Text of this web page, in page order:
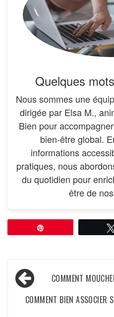
Quelques
Nous sommes une
dirigée par Elsa M.,
Bien pour
bien-être global.
informations
pratiques, nous
du quotidien pour
être de
Navigation
de
l’article
COMMENT
COMMENT BIEN ASSOCIER